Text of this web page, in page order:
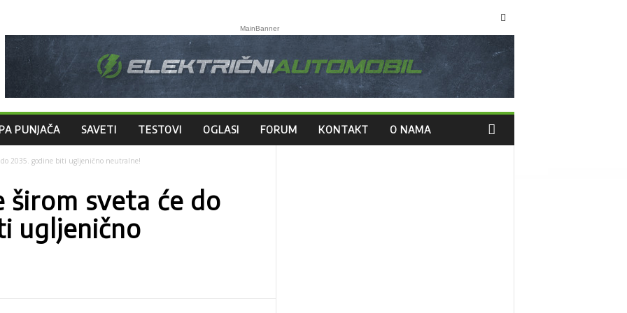
MainBanner
PUNJAČA SAVETI TESTOVI OGLASI FORUM KONTAKT O NAMA
2035. godine biti ugljenično neutralne!
širom sveta će do
ugljenično